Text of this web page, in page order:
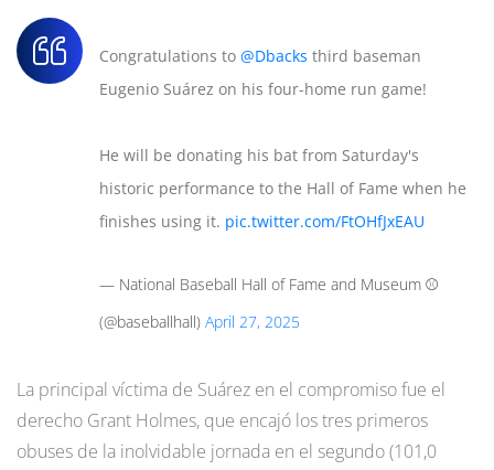
Congratulations to @Dbacks third baseman
Eugenio Suárez on his four-home run game!
He will be donating his bat from Saturday's
historic performance to the Hall of Fame when he
finishes using it. pic.twitter.com/FtOHfJxEAU
— National Baseball Hall of Fame and Museum ⚾
(@baseballhall) April 27, 2025
La principal víctima de Suárez en el compromiso fue el
derecho Grant Holmes, que encajó los tres primeros
obuses de la inolvidable jornada en el segundo (101,0